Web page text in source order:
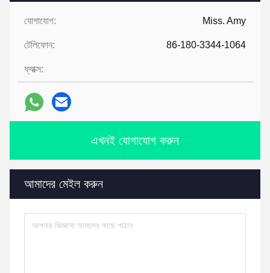
যোগাযোগ: Miss. Amy
টেলিফোন: 86-180-3344-1064
ফ্যাক্স:
এখনই যোগাযোগ করুন
আমাদের মেইল করুন